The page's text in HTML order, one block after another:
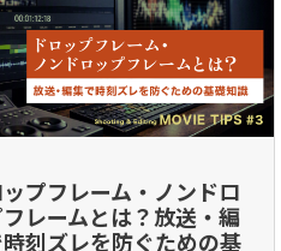
ップフレーム・ノンドロ
フレームとは？放送・編
刻ズレを防ぐための基